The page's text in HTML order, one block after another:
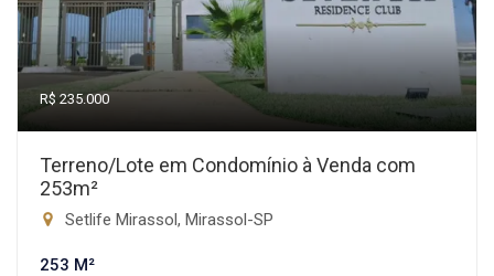
R$ 235.000
Terreno/Lote em Condomínio à Venda com
253m²
Setlife Mirassol, Mirassol-SP
253 M²